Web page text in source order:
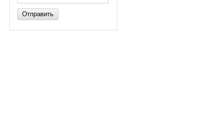
Отправить